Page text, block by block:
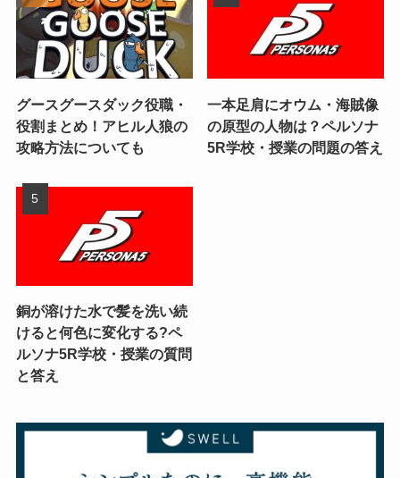
グースグースダック役職・
役割まとめ！アヒル人狼の
攻略方法についても
一本足肩にオウム・海賊像
の原型の人物は？ペルソナ
5R学校・授業の問題の答え
銅が溶けた水で髪を洗い続
けると何色に変化する?ペ
ルソナ5R学校・授業の質問
と答え